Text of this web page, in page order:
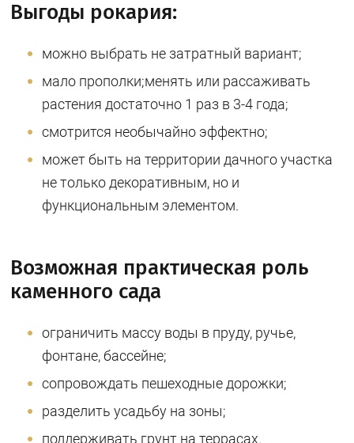
Выгоды рокария:
можно выбрать не затратный вариант;
мало прополки;менять или рассаживать
растения достаточно 1 раз в 3-4 года;
смотрится необычайно эффектно;
может быть на территории дачного участка
не только декоративным, но и
функциональным элементом.
Возможная практическая роль
каменного сада
ограничить массу воды в пруду, ручье,
фонтане, бассейне;
сопровождать пешеходные дорожки;
разделить усадьбу на зоны;
поддерживать грунт на террасах.